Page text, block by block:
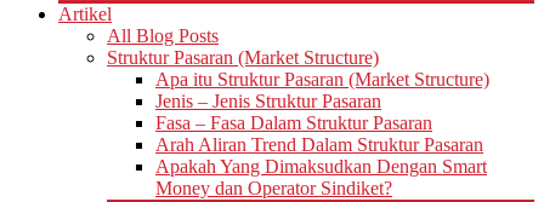
Artikel
All Blog Posts
Struktur Pasaran (Market Structure)
Apa itu Struktur Pasaran (Market Structure)
Jenis – Jenis Struktur Pasaran
Fasa – Fasa Dalam Struktur Pasaran
Arah Aliran Trend Dalam Struktur Pasaran
Apakah Yang Dimaksudkan Dengan Smart
Money dan Operator Sindiket?